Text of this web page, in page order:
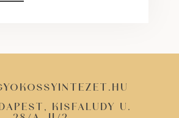
Kisfaludy u.